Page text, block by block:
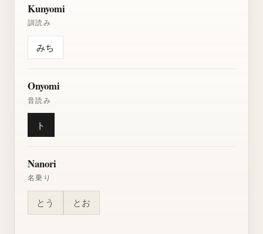
Kunyomi
訓読み
みち
Onyomi
音読み
ト
Nanori
名乗り
とう とお